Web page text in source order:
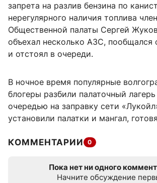
запрета на разлив бензина по
нерегулярного наличия топлива член
Общественной палаты Сергей
объехал несколько АЗС, пообщался
и отстоял в очереди.
В ночное время популярные
блогеры разбили палаточный
очередью на заправку сети
установили палатки и мангал,
КОММЕНТАРИИ 0
Пока нет ни одного
Начните обсуждение